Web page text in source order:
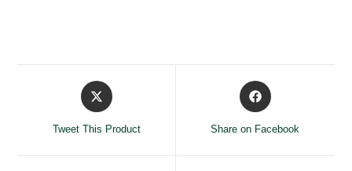
Opens
in
Tweet This Product
Opens
in
Share on Facebook